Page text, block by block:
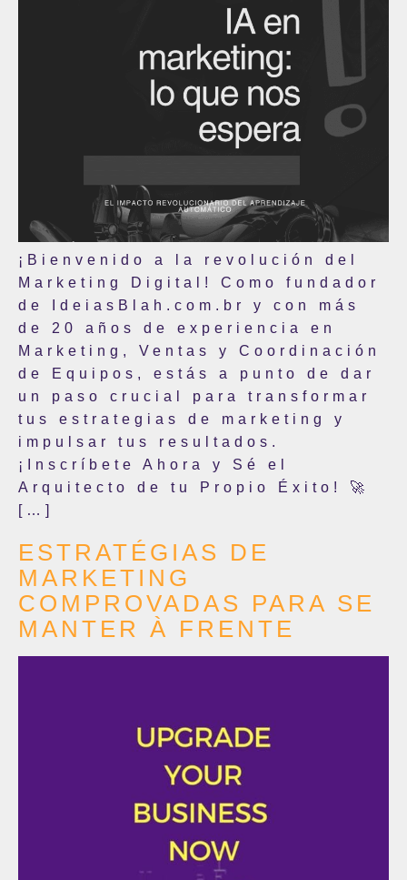
¡Bienvenido a la revolución del
Marketing Digital! Como fundador
de IdeiasBlah.com.br y con más
de 20 años de experiencia en
Marketing, Ventas y Coordinación
de Equipos, estás a punto de dar
un paso crucial para transformar
tus estrategias de marketing y
impulsar tus resultados.
¡Inscríbete Ahora y Sé el
Arquitecto de tu Propio Éxito! 🚀
[…]
ESTRATÉGIAS DE
MARKETING
COMPROVADAS PARA SE
MANTER À FRENTE